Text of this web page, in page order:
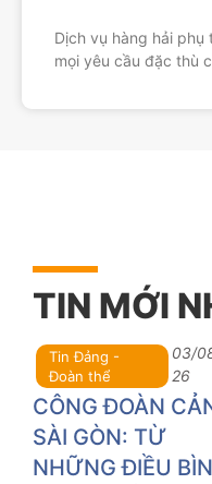
Dịch vụ hàng hải
mọi yêu cầu đặc thù
TIN MỚI
Tin Đảng -
Đoàn thể
03/
26
CÔNG ĐOÀN
SÀI GÒN: TỪ
NHỮNG ĐIỀU